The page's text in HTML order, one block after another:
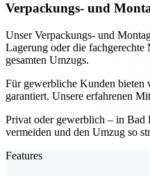
Verpackungs- und
Unser Verpackungs- und
Lagerung oder die
gesamten Umzugs.
Für gewerbliche Kunden bieten
garantiert. Unsere erfahrenen
Privat oder gewerblich – in Bad
vermeiden und den Umzug so
Features